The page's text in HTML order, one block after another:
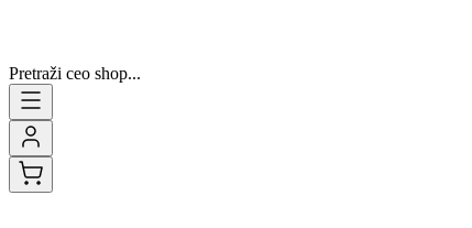
Pretraži ceo shop...